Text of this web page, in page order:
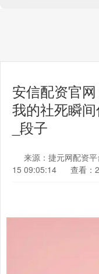
安信配资官
我的社死瞬
_段子
来源：捷元网配资平
15 09:05:14
查看：